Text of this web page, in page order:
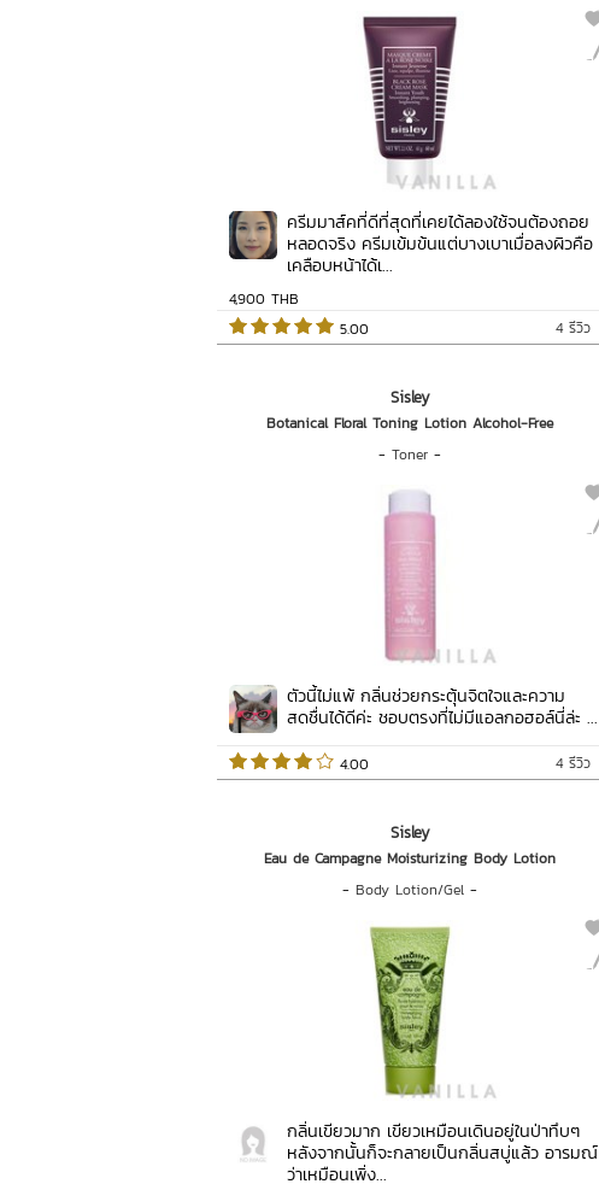
ครีมมาส์คที่ดีที่สุดที่เคยได้ลองใช้จนต้องถอย
หลอดจริง ครีมเข้มข้นแต่บางเบาเมื่อลงผิวคือ
เคลือบหน้าได้เ...
4,900 THB
4 รีวิว
5.00
Sisley
Botanical Floral Toning Lotion Alcohol-Free
- Toner -
ตัวนี้ไม่แพ้ กลิ่นช่วยกระตุ้นจิตใจและความ
สดชื่นได้ดีค่ะ ชอบตรงที่ไม่มีแอลกอฮอล์นี่ล่ะ ...
4 รีวิว
4.00
Sisley
Eau de Campagne Moisturizing Body Lotion
- Body Lotion/Gel -
กลิ่นเขียวมาก เขียวเหมือนเดินอยู่ในป่าทึบๆ
หลังจากนั้นก็จะกลายเป็นกลิ่นสบู่แล้ว อารมณ์
ว่าเหมือนเพิ่ง...